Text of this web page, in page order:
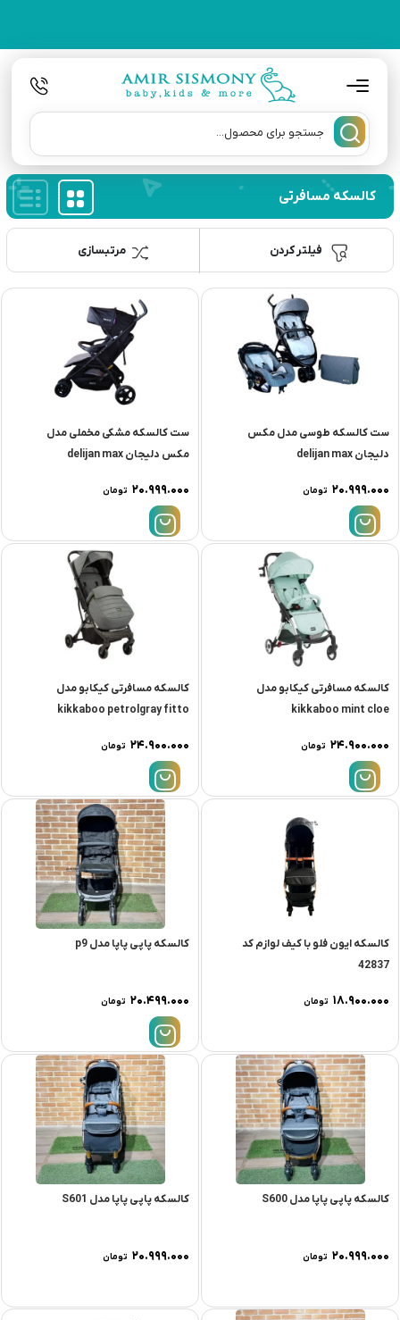
کالسکه مسافرتی
مرتبسازی فیلتر کردن
ست کالسکه طوسی مدل مکس
دلیجان delijan max
۲۰.۹۹۹.۰۰۰ تومان
ست کالسکه مشکی مخملی مدل
مکس دلیجان delijan max
۲۰.۹۹۹.۰۰۰ تومان
كالسكه مسافرتی کیکابو مدل
kikkaboo mint cloe
۲۴.۹۰۰.۰۰۰ تومان
كالسكه مسافرتی کیکابو مدل
kikkaboo petrolgray fitto
۲۴.۹۰۰.۰۰۰ تومان
کالسکه ایون فلو با کیف لوازم کد
42837
۱۸.۹۰۰.۰۰۰ تومان
کالسکه پاپی پاپا مدل p9
۲۰.۴۹۹.۰۰۰ تومان
کالسکه پاپی پاپا مدل S600
۲۰.۹۹۹.۰۰۰ تومان
کالسکه پاپی پاپا مدل S601
۲۰.۹۹۹.۰۰۰ تومان